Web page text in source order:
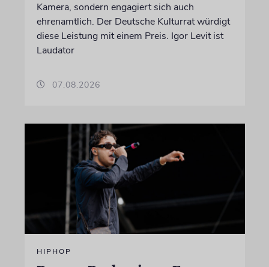
Kamera, sondern engagiert sich auch
ehrenamtlich. Der Deutsche Kulturrat würdigt
diese Leistung mit einem Preis. Igor Levit ist
Laudator
07.08.2026
HIPHOP